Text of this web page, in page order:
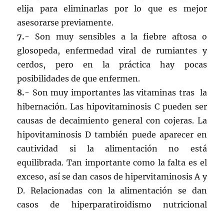
elija para eliminarlas por lo que es mejor
asesorarse previamente.
7.- Son muy sensibles a la fiebre aftosa o
glosopeda, enfermedad viral de rumiantes y
cerdos, pero en la práctica hay pocas
posibilidades de que enfermen.
8.- Son muy importantes las vitaminas tras la
hibernación. Las hipovitaminosis C pueden ser
causas de decaimiento general con cojeras. La
hipovitaminosis D también puede aparecer en
cautividad si la alimentación no está
equilibrada. Tan importante como la falta es el
exceso, así se dan casos de hipervitaminosis A y
D. Relacionadas con la alimentación se dan
casos de hiperparatiroidismo nutricional